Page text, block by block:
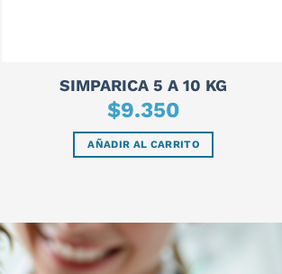
SIMPARICA 5 A 10 KG
$9.350
AÑADIR AL CARRITO